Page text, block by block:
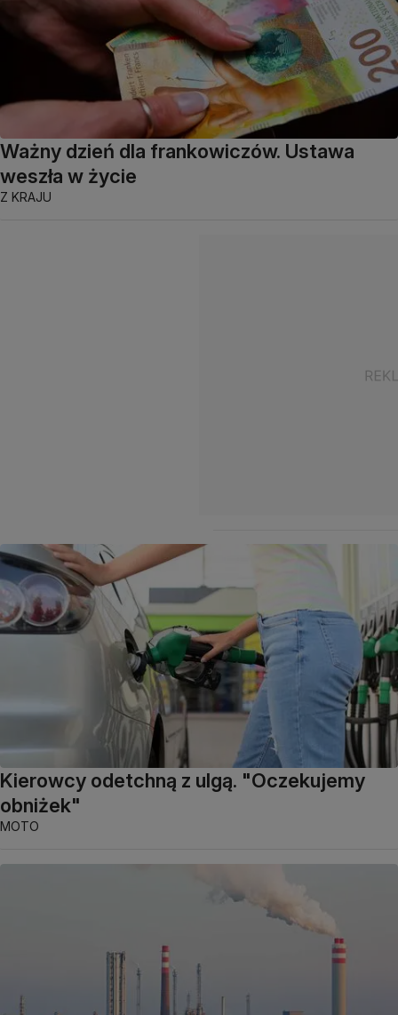
Ważny dzień dla frankowiczów. Ustawa
weszła w życie
Z KRAJU
Kierowcy odetchną z ulgą. "Oczekujemy
obniżek"
MOTO